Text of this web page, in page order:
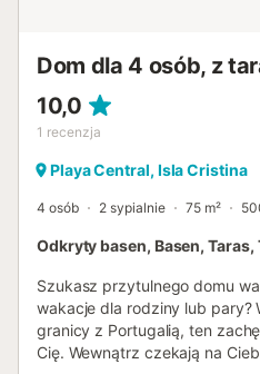
Dom dla 4 osób, z
10,0
1 recenzja
Playa Central, Isla Cristina
4 osób 2 sypialnie 75 m²
Odkryty basen, Basen, Taras,
Szukasz przytulnego domu
wakacje dla rodziny lub pary?
granicy z Portugalią, ten
Cię. Wewnątrz czekają na